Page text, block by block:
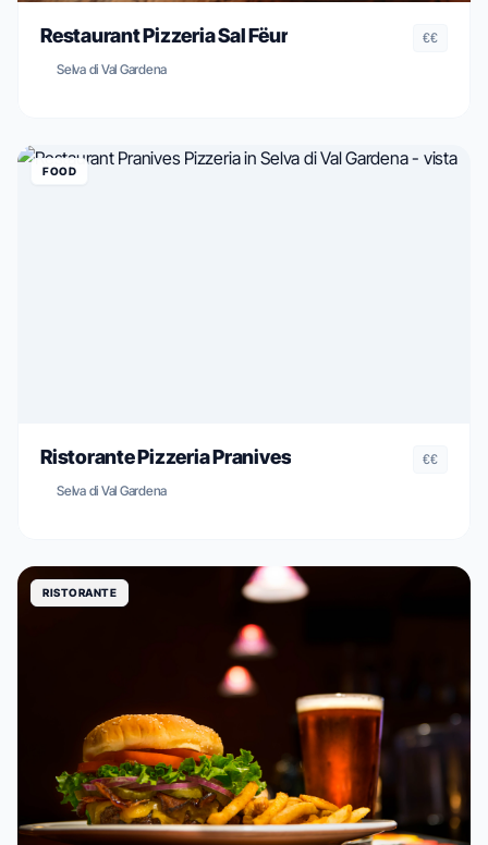
Restaurant Pizzeria Sal Fëur €€
Selva di Val Gardena
FOOD
Ristorante Pizzeria Pranives €€
Selva di Val Gardena
RISTORANTE